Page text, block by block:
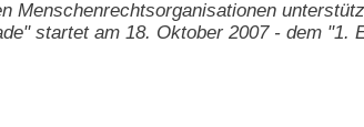
Menschenrechtsorganisationen
startet am 18. Oktober 2007 - dem "1.